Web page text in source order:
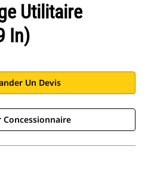
Utilitaire
In)
Un Devis
Concessionnaire